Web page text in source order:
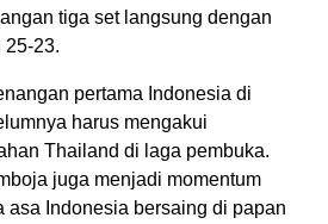
tiga set langsung dengan
25-23.
pertama Indonesia di
harus mengakui
Thailand di laga pembuka.
juga menjadi momentum
asa Indonesia bersaing di papan